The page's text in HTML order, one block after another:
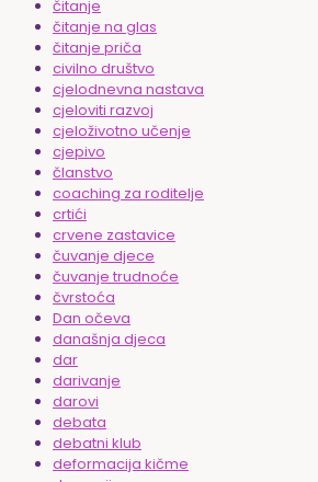
čitanje
čitanje na glas
čitanje priča
civilno društvo
cjelodnevna nastava
cjeloviti razvoj
cjeloživotno učenje
cjepivo
članstvo
coaching za roditelje
crtići
crvene zastavice
čuvanje djece
čuvanje trudnoće
čvrstoća
Dan očeva
današnja djeca
dar
darivanje
darovi
debata
debatni klub
deformacija kičme